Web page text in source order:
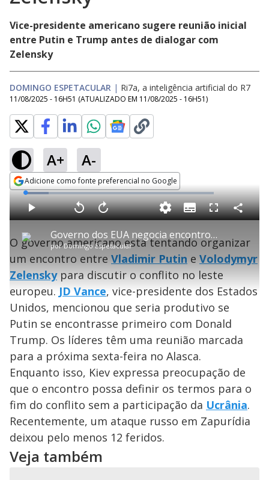
Vice-presidente americano sugere reunião inicial
entre Putin e Trump antes de dialogar com
Zelensky
DOMINGO ESPETACULAR | Ri7a, a inteligência artificial do R7
11/08/2025 - 16H51 (ATUALIZADO EM 11/08/2025 - 16H51)
A+ A-
Adicione como fonte preferencial no Google
Opens in new window
P
l
a
y
V
i
d
Governo dos EUA negocia encontro entre Putin e Zelensky
porDomingo Espetacular
P V
t
a
r
0
e
g
n
d
o
s
A
n
ç
a
1
s
e
u
n
o
s
M
d
o
L
o
a
d
e
2
.
3
5
S
u
b
i
t
l
s
F
l
s
c
r
e
n
C
o
a
r
i
l
O governo americano está tentando organizar
um encontro entre Vladimir Putin e Volodymyr
Zelenskypara discutir o conflito no leste
europeu. JD Vance, vice-presidente dos Estados
Unidos, mencionou que seria produtivo se
Putin se encontrasse primeiro com Donald
Trump. Os líderes têm uma reunião marcada
para a próxima sexta-feira no Alasca.
Enquanto isso, Kiev expressa preocupação de
que o encontro possa definir os termos para o
fim do conflito sem a participação da Ucrânia.
Recentemente, um ataque russo em Zapurídia
deixou pelo menos 12 feridos.
Veja também